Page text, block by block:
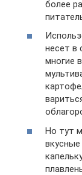
более
несет в
многие
Но тут